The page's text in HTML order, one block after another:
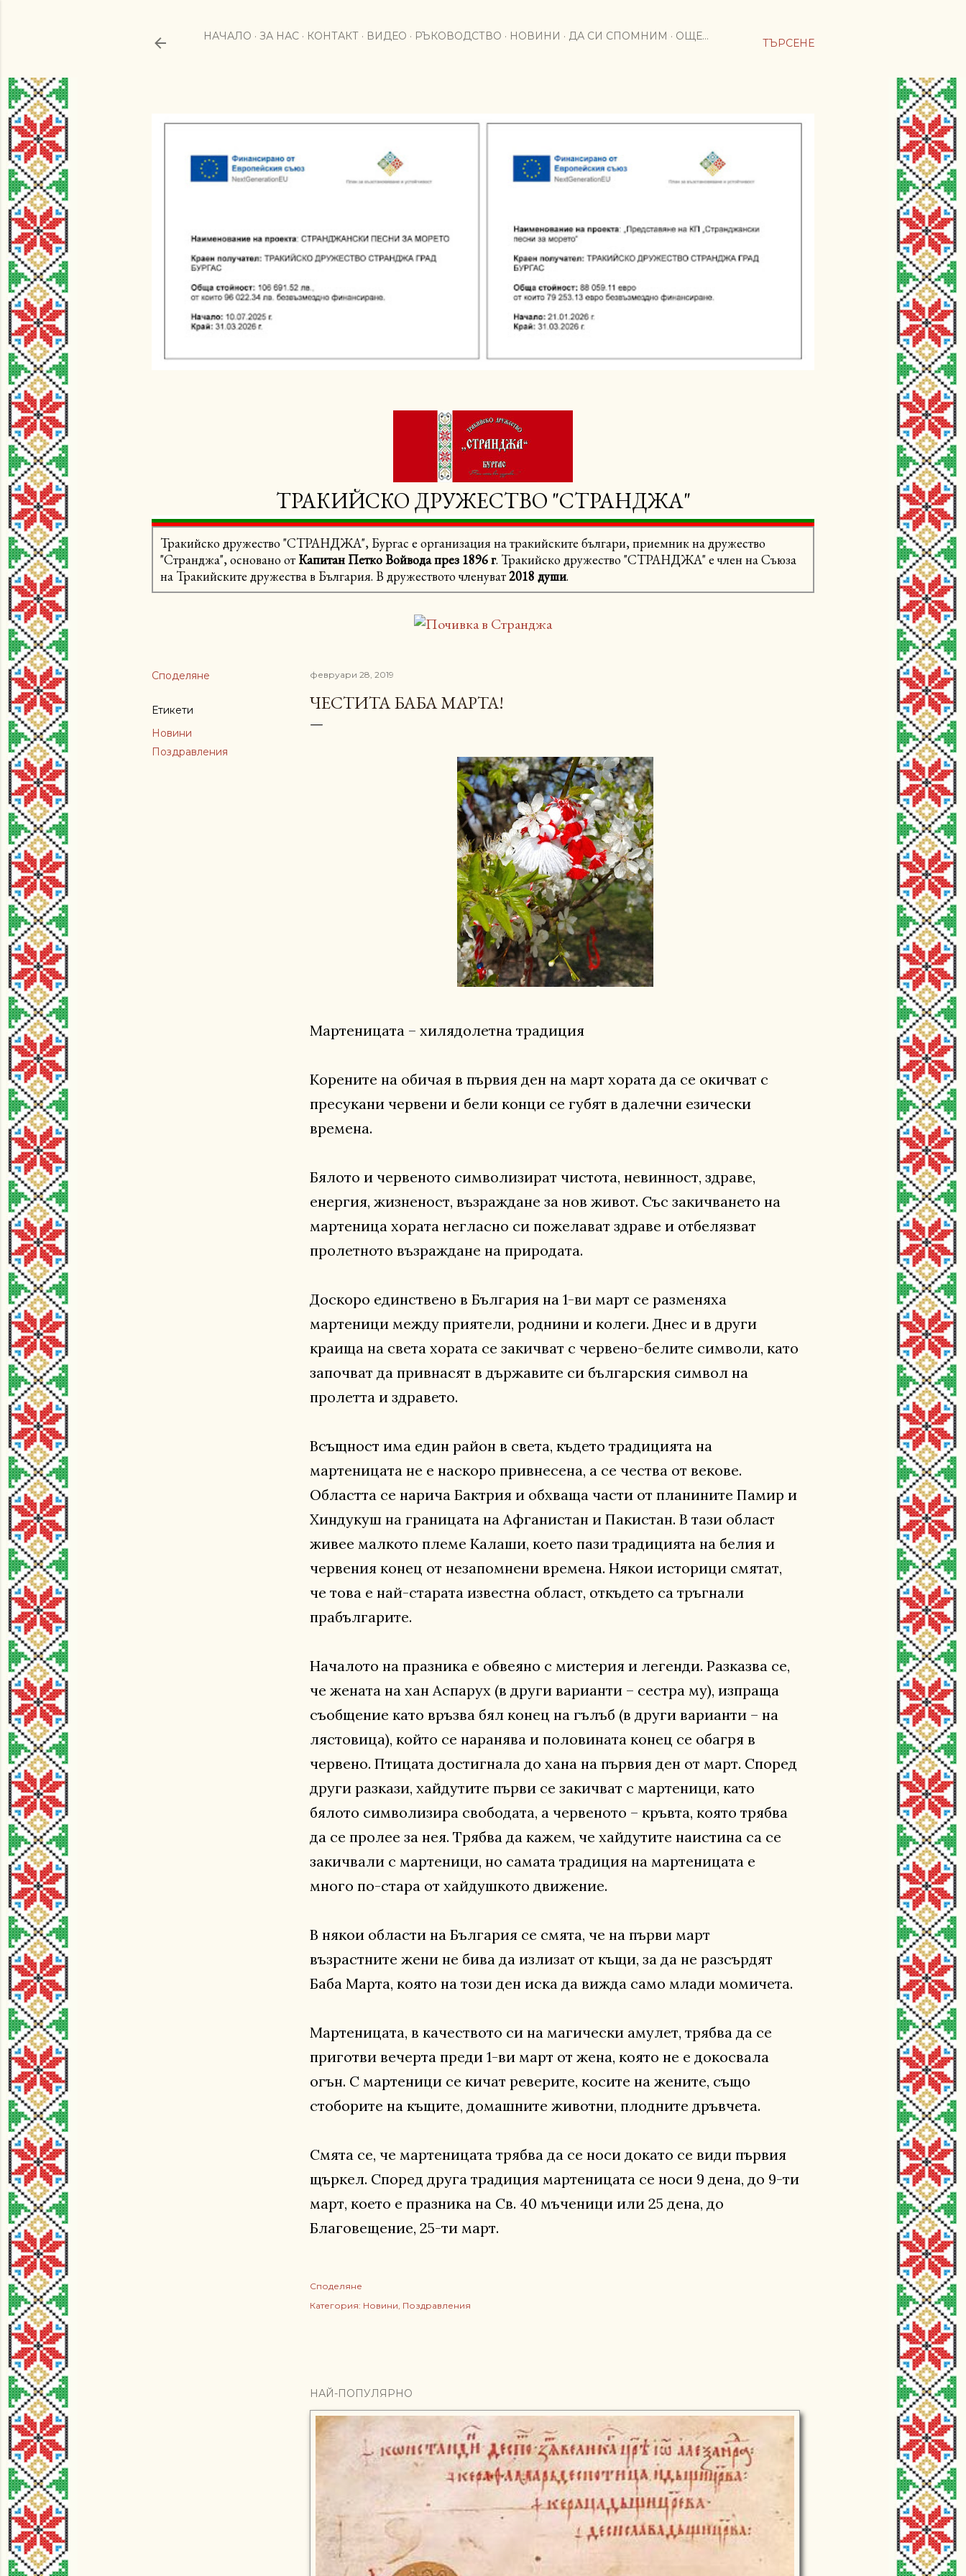
ТЪРСЕНЕ
НАЧАЛО ЗА НАС КОНТАКТ ВИДЕО РЪКОВОДСТВО НОВИНИ ДА СИ СПОМНИМ ОЩЕ…
ТРАКИЙСКО ДРУЖЕСТВО "СТРАНДЖА"
Тракийско дружество "СТРАНДЖА", Бургас е организация на тракийските българи, приемник на дружество
"Странджа", основано от Капитан Петко Войвода през 1896 г. Тракийско дружество "СТРАНДЖА" е член на Съюза
на Тракийските дружества в България. В дружеството членуват2018 души.
Споделяне
Етикети
Новини
Поздравления
февруари 28, 2019
ЧЕСТИТА БАБА МАРТА!
Мартеницата – хилядолетна традиция
Корените на обичая в първия ден на март хората да се окичват с
пресукани червени и бели конци се губят в далечни езически
времена.
Бялото и червеното символизират чистота, невинност, здраве,
енергия, жизненост, възраждане за нов живот. Със закичването на
мартеница хората негласно си пожелават здраве и отбелязват
пролетното възраждане на природата.
Доскоро единствено в България на 1-ви март се разменяха
мартеници между приятели, роднини и колеги. Днес и в други
краища на света хората се закичват с червено-белите символи, като
започват да привнасят в държавите си българския символ на
пролетта и здравето.
Всъщност има един район в света, където традицията на
мартеницата не е наскоро привнесена, а се чества от векове.
Областта се нарича Бактрия и обхваща части от планините Памир и
Хиндукуш на границата на Афганистан и Пакистан. В тази област
живее малкото племе Калаши, което пази традицията на белия и
червения конец от незапомнени времена. Някои историци смятат,
че това е най-старата известна област, откъдето са тръгнали
прабългарите.
Началото на празника е обвеяно с мистерия и легенди. Разказва се,
че жената на хан Аспарух (в други варианти – сестра му), изпраща
съобщение като връзва бял конец на гълъб (в други варианти – на
лястовица), който се наранява и половината конец се обагря в
червено. Птицата достигнала до хана на първия ден от март. Според
други разкази, хайдутите първи се закичват с мартеници, като
бялото символизира свободата, а червеното – кръвта, която трябва
да се пролее за нея. Трябва да кажем, че хайдутите наистина са се
закичвали с мартеници, но самата традиция на мартеницата е
много по-стара от хайдушкото движение.
В някои области на България се смята, че на първи март
възрастните жени не бива да излизат от къщи, за да не разсърдят
Баба Марта, която на този ден иска да вижда само млади момичета.
Мартеницата, в качеството си на магически амулет, трябва да се
приготви вечерта преди 1-ви март от жена, която не е докосвала
огън. С мартеници се кичат реверите, косите на жените, също
стоборите на къщите, домашните животни, плодните дръвчета.
Смята се, че мартеницата трябва да се носи докато се види първия
щъркел. Според друга традиция мартеницата се носи 9 дена, до 9-ти
март, което е празника на Св. 40 мъченици или 25 дена, до
Благовещение, 25-ти март.
Споделяне
Категория: Новини Поздравления
НАЙ-ПОПУЛЯРНО